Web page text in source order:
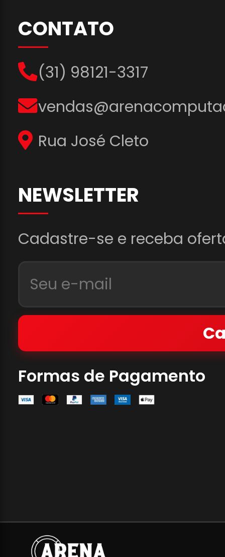
CONTATO
(31) 98121-3317
Rua José Cleto
NEWSLETTER
Cadastre-se e receba
Formas de Pagamento